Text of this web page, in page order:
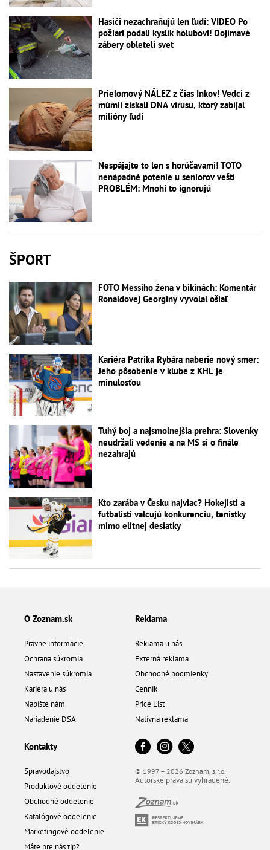
Hasiči nezachraňujú len ľudí: VIDEO Po
požiari podali kyslík holubovi! Dojímavé
zábery obleteli svet
Prielomový NÁLEZ z čias Inkov! Vedci z
múmií získali DNA vírusu, ktorý zabíjal
milióny ľudí
Nespájajte to len s horúčavami! TOTO
nenápadné potenie u seniorov veští
PROBLÉM: Mnohí to ignorujú
ŠPORT
FOTO Messiho žena v bikinách: Komentár
Ronaldovej Georginy vyvolal ošiaľ
Kariéra Patrika Rybára naberie nový smer:
Jeho pôsobenie v klube z KHL je
minulosťou
Tuhý boj a najsmolnejšia prehra: Slovenky
neudržali vedenie a na MS si o finále
nezahrajú
Kto zarába v Česku najviac? Hokejisti a
futbalisti valcujú konkurenciu, tenistky
mimo elitnej desiatky
O Zoznam.sk
Právne informácie
Ochrana súkromia
Nastavenie súkromia
Kariéra u nás
Napíšte nám
Nariadenie DSA
Reklama
Reklama u nás
Externá reklama
Obchodné podmienky
Cenník
Price List
Natívna reklama
Kontakty
Spravodajstvo
Produktové oddelenie
Obchodné oddelenie
Katalógové oddelenie
Marketingové oddelenie
Máte pre nás tip?
© 1997 – 2026 Zoznam, s.r.o.
Autorské práva sú vyhradené.